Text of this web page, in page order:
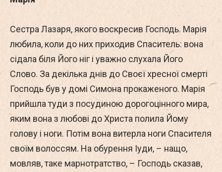
Сестра Лазаря, якого воскресив Господь. Марія
любила, коли до них приходив Спаситель: вона
сідала біля Його ніг і уважно слухала Його
Слово. За декілька днів до Своєї хресної смерті
Господь був у домі Симона прокаженого. Марія
прийшла туди з посудиною дорогоцінного мира,
яким вона з любові до Христа полила Йому
голову і ноги. Потім вона витерла ноги Спасителя
своїм волоссям. На обурення Іуди, – нащо,
мовляв, таке марнотратство, – Господь сказав,